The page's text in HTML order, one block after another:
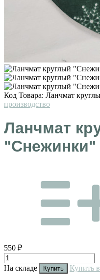
Код Товара: Ланчмат
производство
Ланчмат
"Снежинки"
550 ₽
На складе Купить Купить